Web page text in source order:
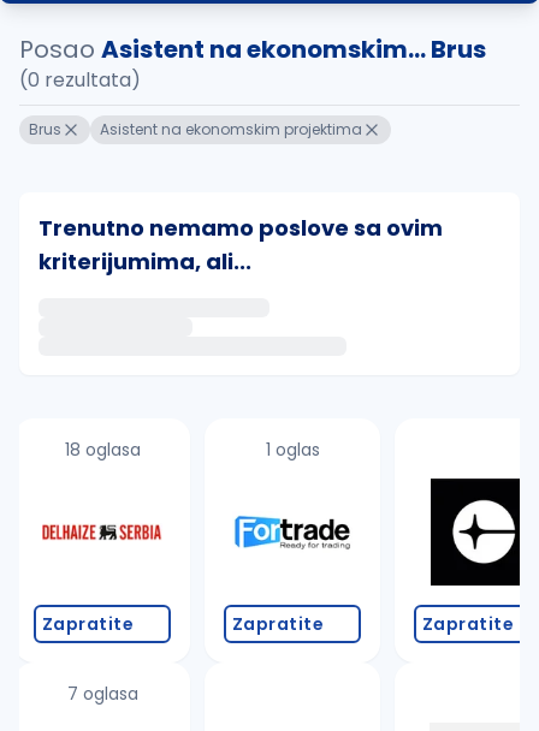
Posao Asistent na ekonomskim... Brus
(0 rezultata)
Brus Asistent na ekonomskim projektima
Trenutno nemamo poslove sa ovim
kriterijumima, ali...
proverite pravopisne greške (koristite č, ć, š, đ,
promenite odabrane filtere pretrage
18 oglasa
Zapratite
7 oglasa
1 oglas
Zapratite Zapratite